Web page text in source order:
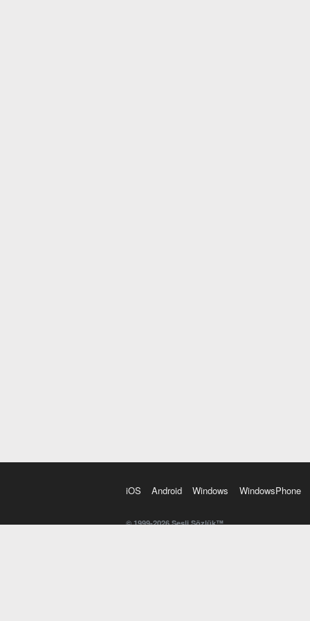
iOS Android Windows WindowsPhone
© 1999-2026 Sesli Sözlük™